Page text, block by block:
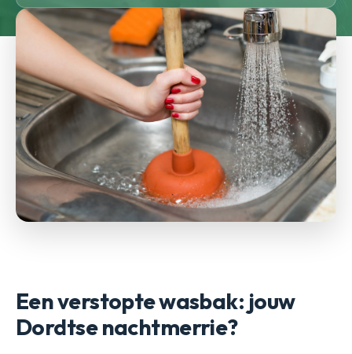
Een verstopte wasbak: jouw
Dordtse nachtmerrie?